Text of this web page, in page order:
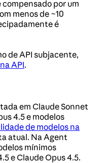
por um
menos de ~10
é
de API subjacente,
API.
em Claude Sonnet
4.5 e modelos
de modelos na
atual. Na Agent
mínimos
e Claude Opus 4.5.